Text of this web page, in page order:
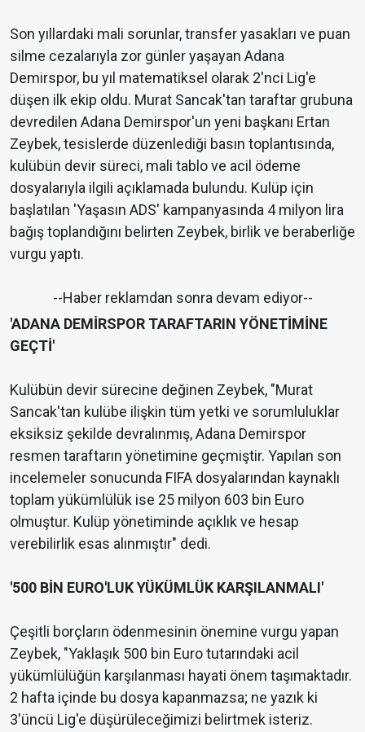
Son yıllardaki mali sorunlar, transfer yasakları ve puan
silme cezalarıyla zor günler yaşayan Adana
Demirspor, bu yıl matematiksel olarak 2'nci Lig'e
düşen ilk ekip oldu. Murat Sancak'tan taraftar grubuna
devredilen Adana Demirspor'un yeni başkanı Ertan
Zeybek, tesislerde düzenlediği basın toplantısında,
kulübün devir süreci, mali tablo ve acil ödeme
dosyalarıyla ilgili açıklamada bulundu. Kulüp için
başlatılan 'Yaşasın ADS' kampanyasında 4 milyon lira
bağış toplandığını belirten Zeybek, birlik ve beraberliğe
vurgu yaptı.
--Haber reklamdan sonra devam ediyor--
'ADANA DEMİRSPOR TARAFTARIN YÖNETİMİNE
GEÇTİ'
Kulübün devir sürecine değinen Zeybek, "Murat
Sancak'tan kulübe ilişkin tüm yetki ve sorumluluklar
eksiksiz şekilde devralınmış, Adana Demirspor
resmen taraftarın yönetimine geçmiştir. Yapılan son
incelemeler sonucunda FIFA dosyalarından kaynaklı
toplam yükümlülük ise 25 milyon 603 bin Euro
olmuştur. Kulüp yönetiminde açıklık ve hesap
verebilirlik esas alınmıştır" dedi.
'500 BİN EURO'LUK YÜKÜMLÜK KARŞILANMALI'
Çeşitli borçların ödenmesinin önemine vurgu yapan
Zeybek, "Yaklaşık 500 bin Euro tutarındaki acil
yükümlülüğün karşılanması hayati önem taşımaktadır.
2 hafta içinde bu dosya kapanmazsa; ne yazık ki
3'üncü Lig'e düşürüleceğimizi belirtmek isteriz.